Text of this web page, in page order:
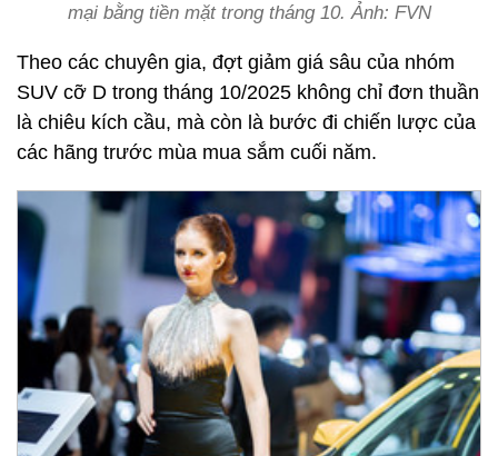
mại bằng tiền mặt trong tháng 10. Ảnh: FVN
Theo các chuyên gia, đợt giảm giá sâu của nhóm
SUV cỡ D trong tháng 10/2025 không chỉ đơn thuần
là chiêu kích cầu, mà còn là bước đi chiến lược của
các hãng trước mùa mua sắm cuối năm.